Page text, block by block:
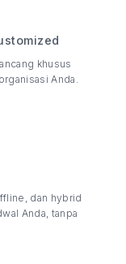
khusus
Anda.
dan hybrid
Anda, tanpa